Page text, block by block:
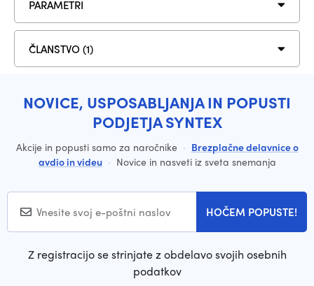
PARAMETRI
ČLANSTVO (1)
NOVICE, USPOSABLJANJA IN POPUSTI
PODJETJA SYNTEX
Akcije in popusti samo za naročnike · Brezplačne delavnice o
avdio in videu · Novice in nasveti iz sveta snemanja
HOČEM POPUSTE!
Z registracijo se strinjate z obdelavo svojih osebnih
podatkov